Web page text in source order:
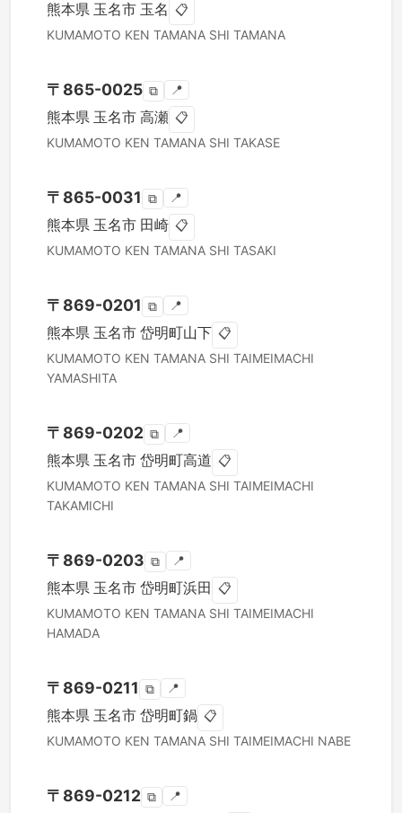
熊本県 玉名市 玉名 📋
KUMAMOTO KEN TAMANA SHI TAMANA
〒 865-0025 ⧉ 📍
熊本県 玉名市 高瀬 📋
KUMAMOTO KEN TAMANA SHI TAKASE
〒 865-0031 ⧉ 📍
熊本県 玉名市 田崎 📋
KUMAMOTO KEN TAMANA SHI TASAKI
〒 869-0201 ⧉ 📍
熊本県 玉名市 岱明町山下 📋
KUMAMOTO KEN TAMANA SHI TAIMEIMACHI
YAMASHITA
〒 869-0202 ⧉ 📍
熊本県 玉名市 岱明町高道 📋
KUMAMOTO KEN TAMANA SHI TAIMEIMACHI
TAKAMICHI
〒 869-0203 ⧉ 📍
熊本県 玉名市 岱明町浜田 📋
KUMAMOTO KEN TAMANA SHI TAIMEIMACHI
HAMADA
〒 869-0211 ⧉ 📍
熊本県 玉名市 岱明町鍋 📋
KUMAMOTO KEN TAMANA SHI TAIMEIMACHI NABE
〒 869-0212 ⧉ 📍